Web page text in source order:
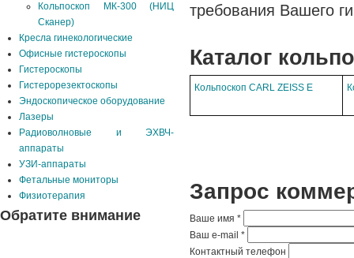
требования Вашего
Каталог
Кольпоскоп CARL ZEI SS E
Запрос
Ваше имя *
Ваш e-mail *
Контактный телефон
Кольпоскоп МК-300 (НИЦ
Сканер)
Кресла гинекологические
Офисные гистероскопы
Гистероскопы
Гистерорезектоскопы
Эндоскопическое оборудование
Лазеры
Радиоволновые и ЭХВЧ-
аппараты
УЗИ-аппараты
Фетальные мониторы
Физиотерапия
Обратите внимание